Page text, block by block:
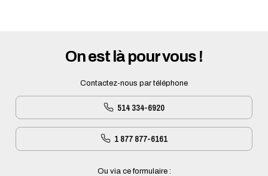
On est là pour vous !
Contactez-nous par téléphone
514 334-6920
1 877 877-6161
Ou via ce formulaire :